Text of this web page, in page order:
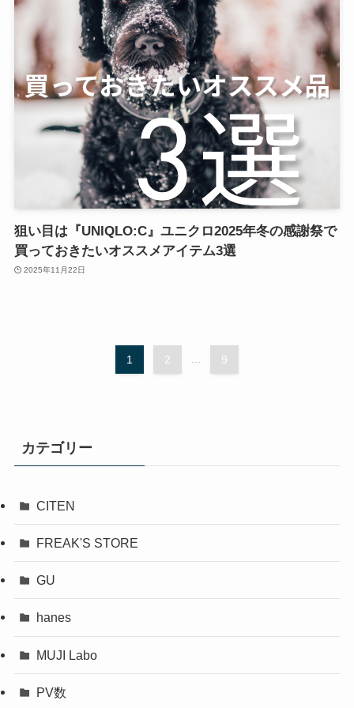
狙い目は『UNIQLO:C』ユニクロ2025年冬の感謝祭で
買っておきたいオススメアイテム3選
2025年11月22日
1 2 ... 9
カテゴリー
CITEN
FREAK'S STORE
GU
hanes
MUJI Labo
PV数